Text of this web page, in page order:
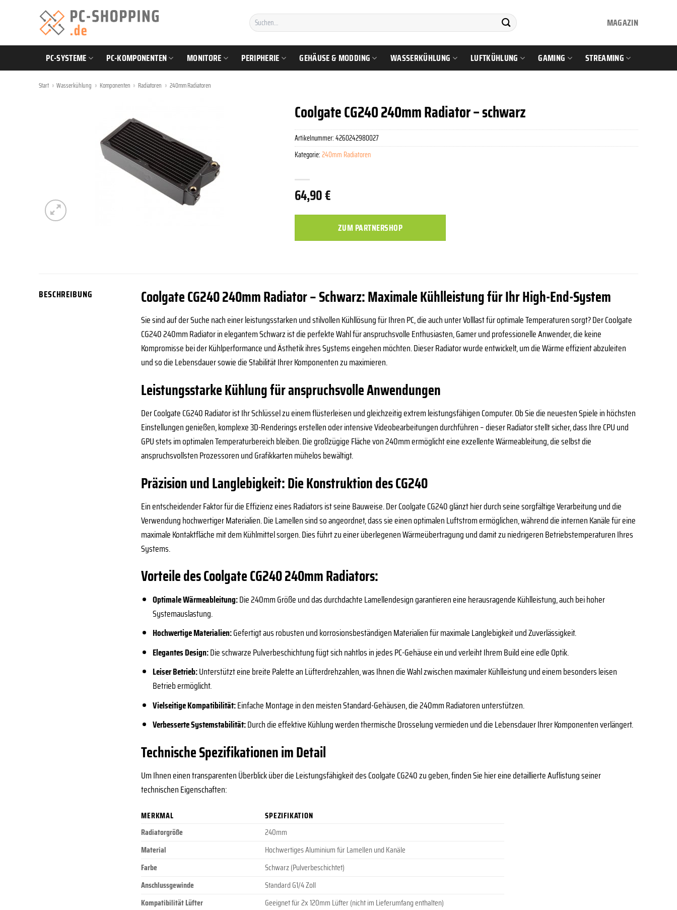
Suchen
nach:
MAGAZIN
PC-SYSTEME PC-KOMPONENTEN MONITORE PERIPHERIE GEHÄUSE & MODDING WASSERKÜHLUNG LUFTKÜHLUNG GAMING STREAMING
Start » Wasserkühlung » Komponenten » Radiatoren » 240mm Radiatoren
Coolgate CG240 240mm Radiator – schwarz
64,90€
ZUM PARTNERSHOP
Artikelnummer:4260242980027
Kategorie:240mm Radiatoren
BESCHREIBUNG Coolgate CG240 240mm Radiator – Schwarz: Maximale Kühlleistung für Ihr High-End-System
Sie sind auf der Suche nach einer leistungsstarken und stilvollen Kühllösung für Ihren PC, die auch unter Volllast für optimale Temperaturen sorgt? Der Coolgate
CG240 240mm Radiator in elegantem Schwarz ist die perfekte Wahl für anspruchsvolle Enthusiasten, Gamer und professionelle Anwender, die keine
Kompromisse bei der Kühlperformance und Ästhetik ihres Systems eingehen möchten. Dieser Radiator wurde entwickelt, um die Wärme effizient abzuleiten
und so die Lebensdauer sowie die Stabilität Ihrer Komponenten zu maximieren.
Leistungsstarke Kühlung für anspruchsvolle Anwendungen
Der Coolgate CG240 Radiator ist Ihr Schlüssel zu einem flüsterleisen und gleichzeitig extrem leistungsfähigen Computer. Ob Sie die neuesten Spiele in höchsten
Einstellungen genießen, komplexe 3D-Renderings erstellen oder intensive Videobearbeitungen durchführen – dieser Radiator stellt sicher, dass Ihre CPU und
GPU stets im optimalen Temperaturbereich bleiben. Die großzügige Fläche von 240mm ermöglicht eine exzellente Wärmeableitung, die selbst die
anspruchsvollsten Prozessoren und Grafikkarten mühelos bewältigt.
Präzision und Langlebigkeit: Die Konstruktion des CG240
Ein entscheidender Faktor für die Effizienz eines Radiators ist seine Bauweise. Der Coolgate CG240 glänzt hier durch seine sorgfältige Verarbeitung und die
Verwendung hochwertiger Materialien. Die Lamellen sind so angeordnet, dass sie einen optimalen Luftstrom ermöglichen, während die internen Kanäle für eine
maximale Kontaktfläche mit dem Kühlmittel sorgen. Dies führt zu einer überlegenen Wärmeübertragung und damit zu niedrigeren Betriebstemperaturen Ihres
Systems.
Vorteile des Coolgate CG240 240mm Radiators:
Optimale Wärmeableitung:Die 240mm Größe und das durchdachte Lamellendesign garantieren eine herausragende Kühlleistung, auch bei hoher
Systemauslastung.
Hochwertige Materialien:Gefertigt aus robusten und korrosionsbeständigen Materialien für maximale Langlebigkeit und Zuverlässigkeit.
Elegantes Design:Die schwarze Pulverbeschichtung fügt sich nahtlos in jedes PC-Gehäuse ein und verleiht Ihrem Build eine edle Optik.
Leiser Betrieb:Unterstützt eine breite Palette an Lüfterdrehzahlen, was Ihnen die Wahl zwischen maximaler Kühlleistung und einem besonders leisen
Betrieb ermöglicht.
Vielseitige Kompatibilität:Einfache Montage in den meisten Standard-Gehäusen, die 240mm Radiatoren unterstützen.
Verbesserte Systemstabilität:Durch die effektive Kühlung werden thermische Drosselung vermieden und die Lebensdauer Ihrer Komponenten verlängert.
Technische Spezifikationen im Detail
Um Ihnen einen transparenten Überblick über die Leistungsfähigkeit des Coolgate CG240 zu geben, finden Sie hier eine detaillierte Auflistung seiner
technischen Eigenschaften:
MERKMAL
SPEZIFIKATION
Radiatorgröße
240mm
Material
Hochwertiges Aluminium für Lamellen und Kanäle
Farbe
Schwarz (Pulverbeschichtet)
Anschlussgewinde
Standard G1/4 Zoll
Kompatibilität Lüfter
Geeignet für 2x 120mm Lüfter (nicht im Lieferumfang enthalten)